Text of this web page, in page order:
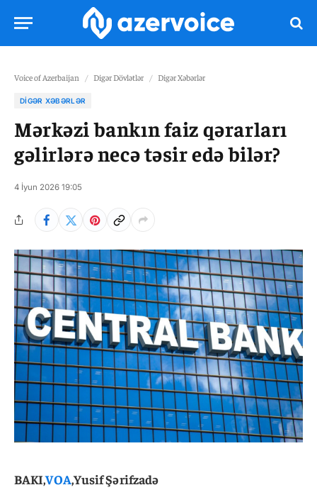
Voice of Azerbaijan / Digər Dövlətlər / Digər Xəbərlər
DIGƏR XƏBƏRLƏR
Mərkəzi bankın faiz qərarları
gəlirlərə necə təsir edə bilər?
4 İyun 2026 19:05
BAKI,VOA,Yusif Şərifzadə